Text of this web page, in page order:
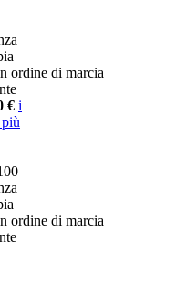
ordine di marcia
€ i
ordine di marcia